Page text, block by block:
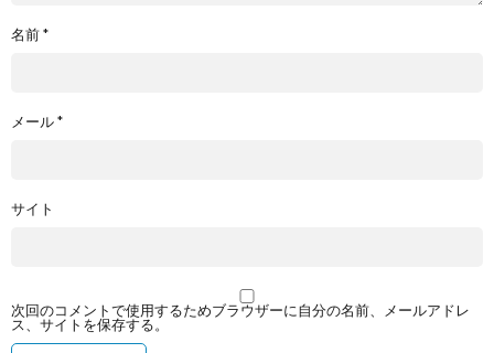
名前*
メール*
サイト
次回のコメントで使用するためブラウザーに自分の名前、メールアドレ
ス、サイトを保存する。